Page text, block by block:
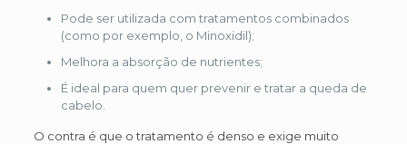
Pode ser utilizada com tratamentos combinados
(como por exemplo, o Minoxidil);
Melhora a absorção de nutrientes;
É ideal para quem quer prevenir e tratar a queda de
cabelo.
O contra é que o tratamento é denso e exige muito